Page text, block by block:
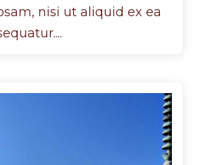
nisi ut aliquid ex ea